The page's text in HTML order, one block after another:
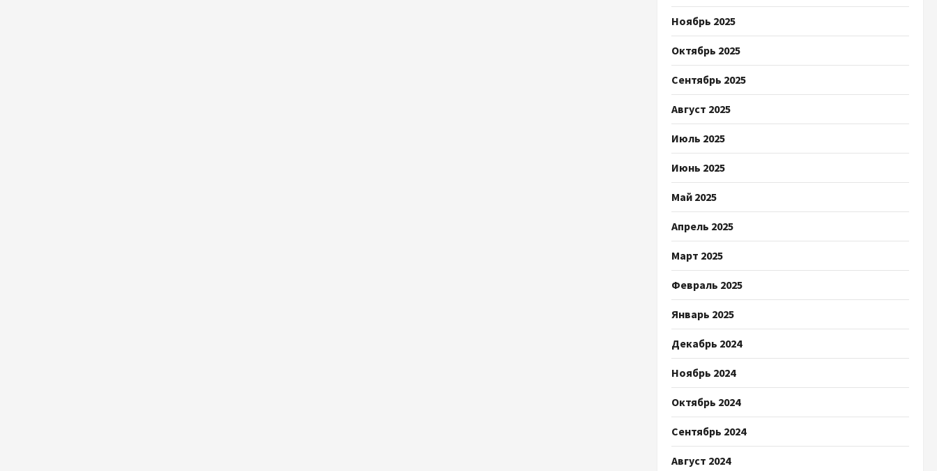
Ноябрь 2025
Октябрь 2025
Сентябрь 2025
Август 2025
Июль 2025
Июнь 2025
Май 2025
Апрель 2025
Март 2025
Февраль 2025
Январь 2025
Декабрь 2024
Ноябрь 2024
Октябрь 2024
Сентябрь 2024
Август 2024